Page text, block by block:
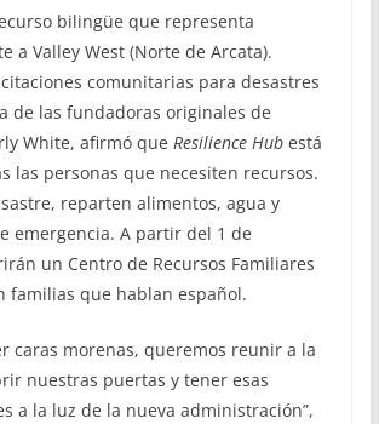
bilingüe que representa
a Valley West (Norte de Arcata).
comunitarias para desastres
de las fundadoras originales de
White, afirmó que Resilience Hub está
las personas que necesiten recursos.
reparten alimentos, agua y
emergencia. A partir del 1 de
un Centro de Recursos Familiares
familias que hablan español.
caras morenas, queremos reunir a la
nuestras puertas y tener esas
a la luz de la nueva administración”,